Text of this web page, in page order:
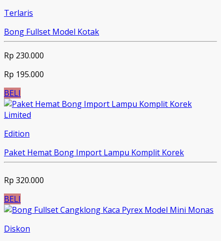
Terlaris
Bong Fullset Model Kotak
Rp 230.000
Rp 195.000
BELI
Limited
Edition
Paket Hemat Bong Import Lampu Komplit Korek
Rp 320.000
BELI
Diskon